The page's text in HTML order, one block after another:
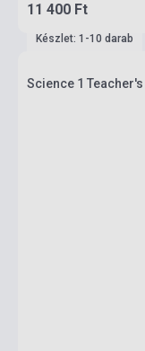
11 400 Ft
Készlet: 1-10 darab
Science 1